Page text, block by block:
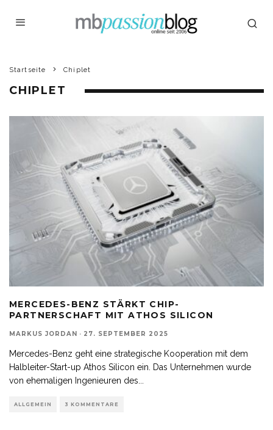
Startseite Chiplet
CHIPLET
MERCEDES-BENZ STÄRKT CHIP-
PARTNERSCHAFT MIT ATHOS SILICON
MARKUS JORDAN · 27. SEPTEMBER 2025
Mercedes-Benz geht eine strategische Kooperation mit dem
Halbleiter-Start-up Athos Silicon ein. Das Unternehmen wurde
von ehemaligen Ingenieuren des
ALLGEMEIN 3 KOMMENTARE